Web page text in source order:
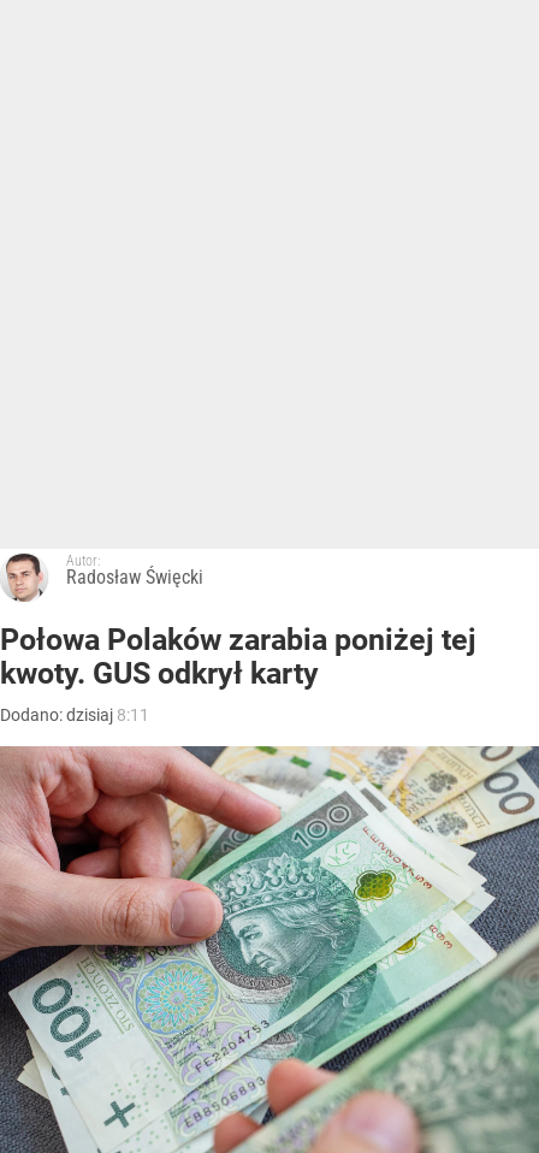
Autor:
Radosław Święcki
Połowa Polaków zarabia poniżej tej
kwoty. GUS odkrył karty
Dodano:dzisiaj 8:11